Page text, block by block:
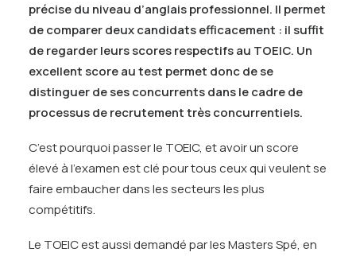
précise du niveau d’anglais professionnel. Il permet
de comparer deux candidats efficacement : il suffit
de regarder leurs scores respectifs au TOEIC. Un
excellent score au test permet donc de se
distinguer de ses concurrents dans le cadre de
processus de recrutement très concurrentiels.
C’est pourquoi passer le TOEIC, et avoir un score
élevé à l’examen est clé pour tous ceux qui veulent se
faire embaucher dans les secteurs les plus
compétitifs.
Le TOEIC est aussi demandé par les Masters Spé, en